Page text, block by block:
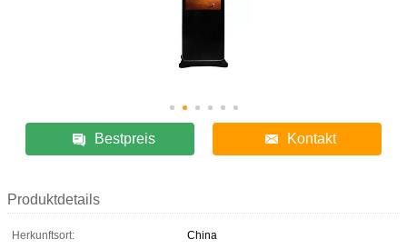
Bestpreis Kontakt
Produktdetails
Herkunftsort:
China